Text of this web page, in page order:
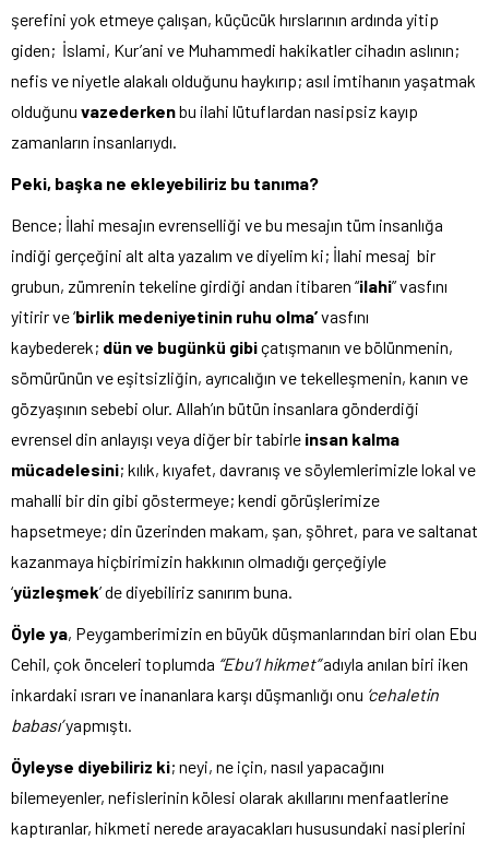
şerefini yok etmeye çalışan, küçücük hırslarının ardında yitip
giden; İslami, Kur’ani ve Muhammedi hakikatler cihadın aslının;
nefis ve niyetle alakalı olduğunu haykırıp; asıl imtihanın yaşatmak
olduğunu vazederkenbu ilahi lütuflardan nasipsiz kayıp
zamanların insanlarıydı.
Peki, başka ne ekleyebiliriz bu tanıma?
Bence; İlahi mesajın evrenselliği ve bu mesajın tüm insanlığa
indiği gerçeğini alt alta yazalım ve diyelim ki; İlahi mesaj bir
grubun, zümrenin tekeline girdiği andan itibaren “ilahi” vasfını
yitirir ve ‘birlik medeniyetinin ruhu olma’vasfını
kaybederek; dün ve bugünkü gibiçatışmanın ve bölünmenin,
sömürünün ve eşitsizliğin, ayrıcalığın ve tekelleşmenin, kanın ve
gözyaşının sebebi olur. Allah’ın bütün insanlara gönderdiği
evrensel din anlayışı veya diğer bir tabirle insan kalma
mücadelesini; kılık, kıyafet, davranış ve söylemlerimizle lokal ve
mahalli bir din gibi göstermeye; kendi görüşlerimize
hapsetmeye; din üzerinden makam, şan, şöhret, para ve saltanat
kazanmaya hiçbirimizin hakkının olmadığı gerçeğiyle
‘yüzleşmek’ de diyebiliriz sanırım buna.
Öyle ya, Peygamberimizin en büyük düşmanlarından biri olan Ebu
Cehil, çok önceleri toplumda “Ebu’l hikmet”adıyla anılan biri iken
inkardaki ısrarı ve inananlara karşı düşmanlığı onu ‘cehaletin
babası’yapmıştı.
Öyleyse diyebiliriz ki; neyi, ne için, nasıl yapacağını
bilemeyenler, nefislerinin kölesi olarak akıllarını menfaatlerine
kaptıranlar, hikmeti nerede arayacakları hususundaki nasiplerini